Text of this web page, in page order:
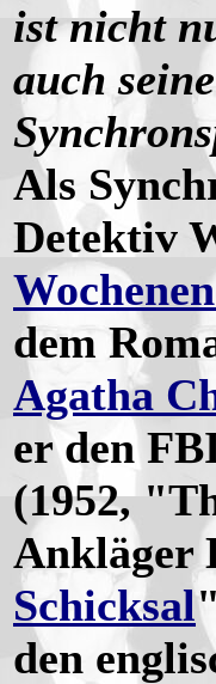
ist nicht
auch
Als
Detektiv
dem
Agatha
er den
(1952,
Ankläger
Schicksal"
den